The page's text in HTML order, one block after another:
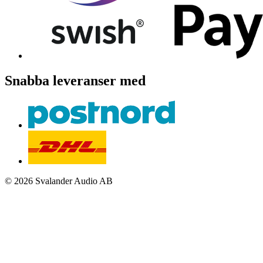
Snabba leveranser med
© 2026 Svalander Audio AB